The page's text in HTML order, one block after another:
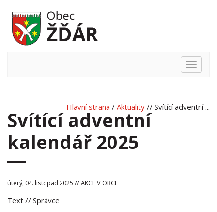
Hlavní
Hlavní strana / Aktuality // Svítící adventní ...
Svítící adventní
kalendář 2025
úterý, 04. listopad 2025 // AKCE V OBCI
Text // Správce